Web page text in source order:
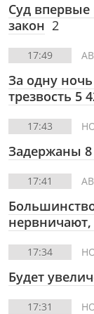
Суд
закон 2
17:49
За одну
трезвость 5
17:43
Задержаны
17:41
нервничают,
17:34
Будет
17:31